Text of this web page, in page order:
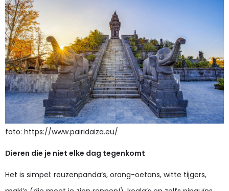
foto: https://www.pairidaiza.eu/
Dieren die je niet elke dag tegenkomt
Het is simpel: reuzenpanda’s, orang-oetans, witte tijgers,